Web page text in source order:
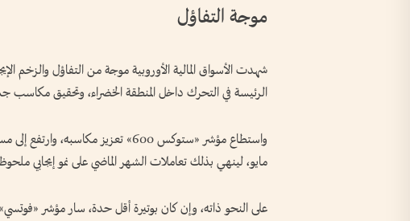
موجة التفاؤل
شهدت الأسواق المالية الأوروبية موجة من التفاؤل والزخم
الرئيسة في التحرك داخل المنطقة الخضراء، وتحقيق مكاسب
مايو، لينهي بذلك تعاملات الشهر الماضي على نمو إيجابي ملحوظ،
على النحو ذاته، وإن كان بوتيرة أقل حدة، سار مؤشر «فوتسي»